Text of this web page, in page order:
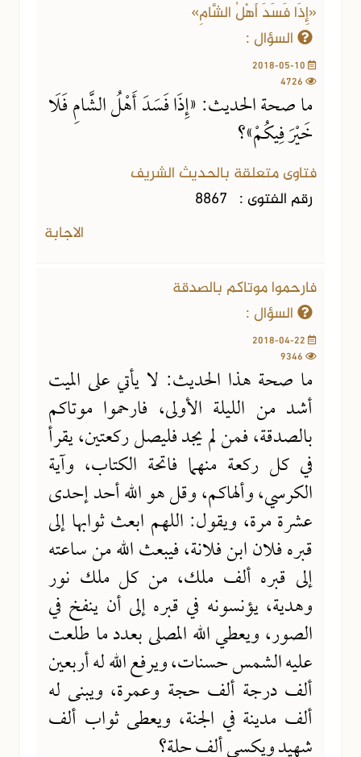
«إِذَا فَسَدَ أَهْلُ الشَّامِ»
السؤال :
ما صحة الحديث: «إِذَا فَسَدَ أَهْلُ الشَّامِ فَلَا
خَيْرَ فِيكُمْ»؟
فتاوى متعلقة بالحديث الشريف
رقم الفتوى : 8867
الاجابة
فارحموا موتاكم بالصدقة
السؤال :
ما صحة هذا الحديث: لا يأتي على الميت
أشد من الليلة الأولى، فارحموا موتاكم
بالصدقة، فمن لم يجد فليصل ركعتين، يقرأ
في كل ركعة منهما فاتحة الكتاب، وآية
الكرسي، وألهاكم، وقل هو الله أحد إحدى
عشرة مرة، ويقول: اللهم ابعث ثوابها إلى
قبره فلان ابن فلانة، فيبعث الله من ساعته
إلى قبره ألف ملك، من كل ملك نور
وهدية، يؤنسونه في قبره إلى أن ينفخ في
الصور، ويعطي الله المصلى بعدد ما طلعت
عليه الشمس حسنات، ويرفع الله له أربعين
ألف درجة ألف حجة وعمرة، ويبنى له
ألف مدينة في الجنة، ويعطى ثواب ألف
شهيد ويكسى ألف حلة؟